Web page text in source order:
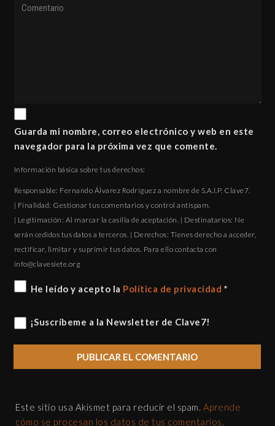
Responsable: Fernando Álvarez Rodríguez a nombre de S.A.I.P. Clave7.
| Finalidad: Gestionar tus comentarios y control antispam.
| Legitimación: Al marcar la casilla de aceptación. | Destinatarios: Ne
serán cedidos tus datos a terceros. | Derechos: Tienes derecho a acceder,
rectificar, limitar y suprimir tus datos. Para ello contacta con
gro.eteisevalc@ofni
He leído y acepto laPolítica de privacidad
¡Suscríbeme a la Newsletter de Clave7!